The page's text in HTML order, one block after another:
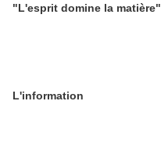
"L'esprit domine la matière"
L'information